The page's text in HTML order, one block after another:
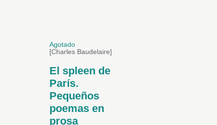
Agotado
[Charles Baudelaire]
El spleen de
París.
Pequeños
poemas en
prosa